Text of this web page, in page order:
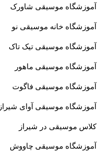
آموزشگاه موسیقی شاورک
آموزشگاه خانه موسیقی نو
آموزشگاه موسیقی تیک تاک
آموزشگاه موسیقی ماهور
آموزشگاه موسيقی فاگوت
آموزشگاه موسیقی آوای شیراز
کلاس موسیقی در شیراز
آموزشگاه موسیقی چاووش